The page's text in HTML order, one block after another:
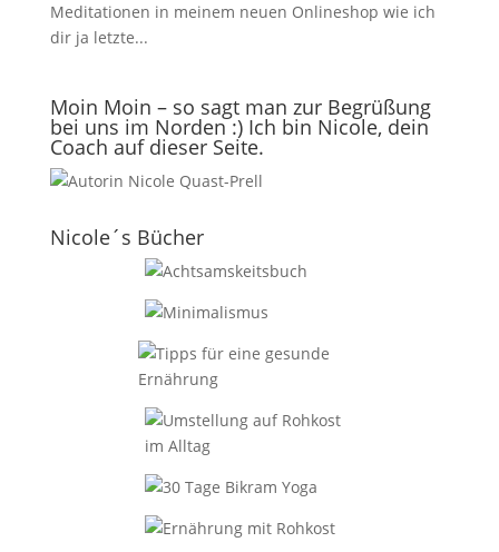
Meditationen in meinem neuen Onlineshop wie ich
dir ja letzte...
Moin Moin – so sagt man zur Begrüßung
bei uns im Norden :) Ich bin Nicole, dein
Coach auf dieser Seite.
Nicole´s Bücher